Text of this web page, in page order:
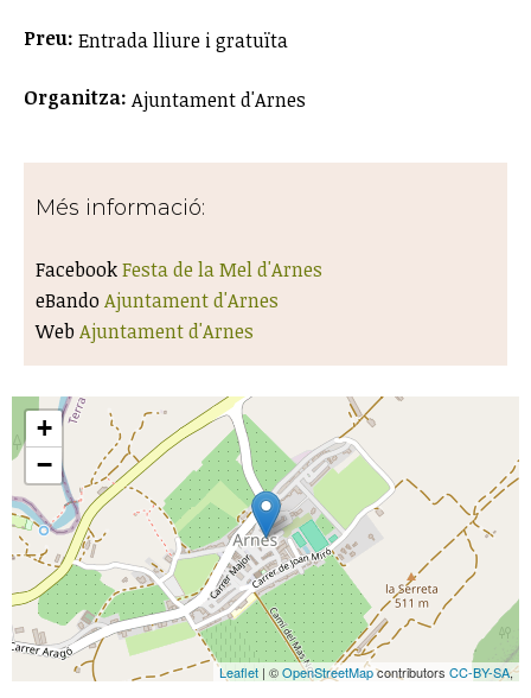
Preu: Entrada lliure i gratuïta
Organitza: Ajuntament d'Arnes
Més informació:
FacebookFesta de la Mel d'Arnes
eBando Ajuntament d'Arnes
Web Ajuntament d'Arnes
+
−
Leaflet | ©OpenStreetMapcontributors CC-BY-SA,